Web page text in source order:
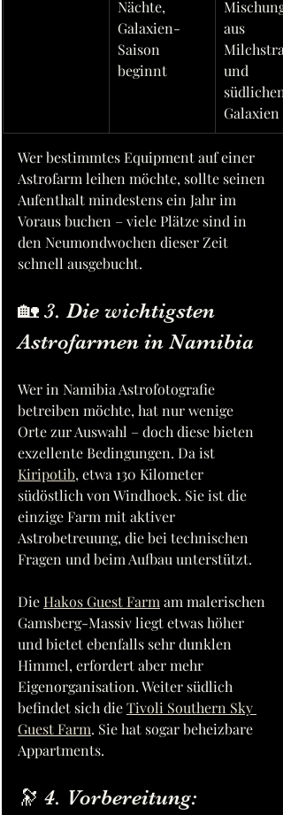
Nächte,
Galaxien-
Saison
beginnt
Mischung
aus
und
südlichen
Galaxien
Wer bestimmtes Equipment auf einer
Astrofarm leihen möchte, sollte seinen
Aufenthalt mindestens ein Jahr im
Voraus buchen – viele Plätze sind in
den Neumondwochen dieser Zeit
schnell ausgebucht.
🏡 3. Die wichtigsten
Astrofarmen in Namibia
Wer in Namibia Astrofotografie
betreiben möchte, hat nur wenige
Orte zur Auswahl – doch diese bieten
exzellente Bedingungen. Da ist
Kiripotib, etwa 130 Kilometer
südöstlich von Windhoek. Sie ist die
einzige Farm mit aktiver
Astrobetreuung, die bei technischen
Fragen und beim Aufbau unterstützt.
Die Hakos Guest Farm am malerischen
Gamsberg-Massiv liegt etwas höher
und bietet ebenfalls sehr dunklen
Himmel, erfordert aber mehr
Eigenorganisation. Weiter südlich
befindet sich die Tivoli Southern Sky
Guest Farm. Sie hat sogar beheizbare
Appartments.
🔭 4. Vorbereitung: